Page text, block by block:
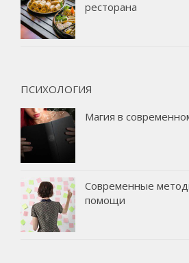
ресторана
ПСИХОЛОГИЯ
Магия в
Современные
помощи